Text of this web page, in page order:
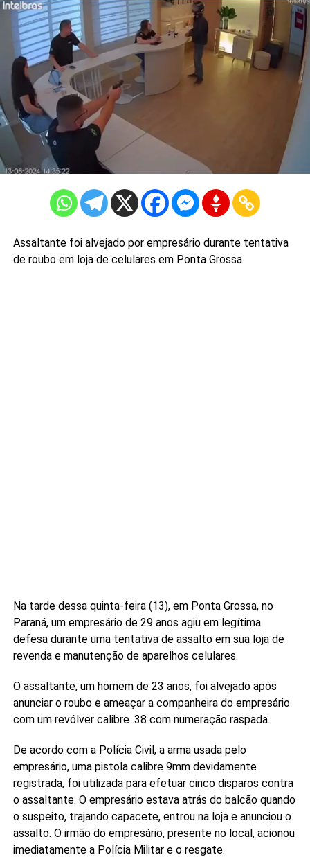
Assaltante foi alvejado por empresário durante tentativa
de roubo em loja de celulares em Ponta Grossa
Na tarde dessa quinta-feira (13), em Ponta Grossa, no
Paraná, um empresário de 29 anos agiu em legítima
defesa durante uma tentativa de assalto em sua loja de
revenda e manutenção de aparelhos celulares.
O assaltante, um homem de 23 anos, foi alvejado após
anunciar o roubo e ameaçar a companheira do empresário
com um revólver calibre .38 com numeração raspada.
De acordo com a Polícia Civil, a arma usada pelo
empresário, uma pistola calibre 9mm devidamente
registrada, foi utilizada para efetuar cinco disparos contra
o assaltante. O empresário estava atrás do balcão quando
o suspeito, trajando capacete, entrou na loja e anunciou o
assalto. O irmão do empresário, presente no local, acionou
imediatamente a Polícia Militar e o resgate.